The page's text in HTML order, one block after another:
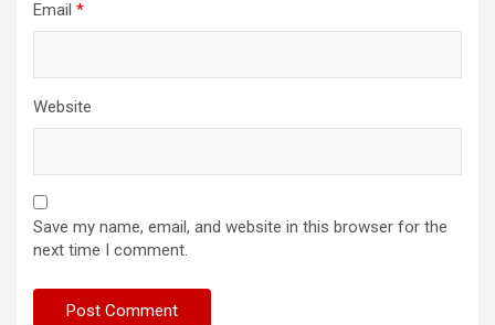
Email *
Website
Save my name, email, and website in this browser for the
next time I comment.